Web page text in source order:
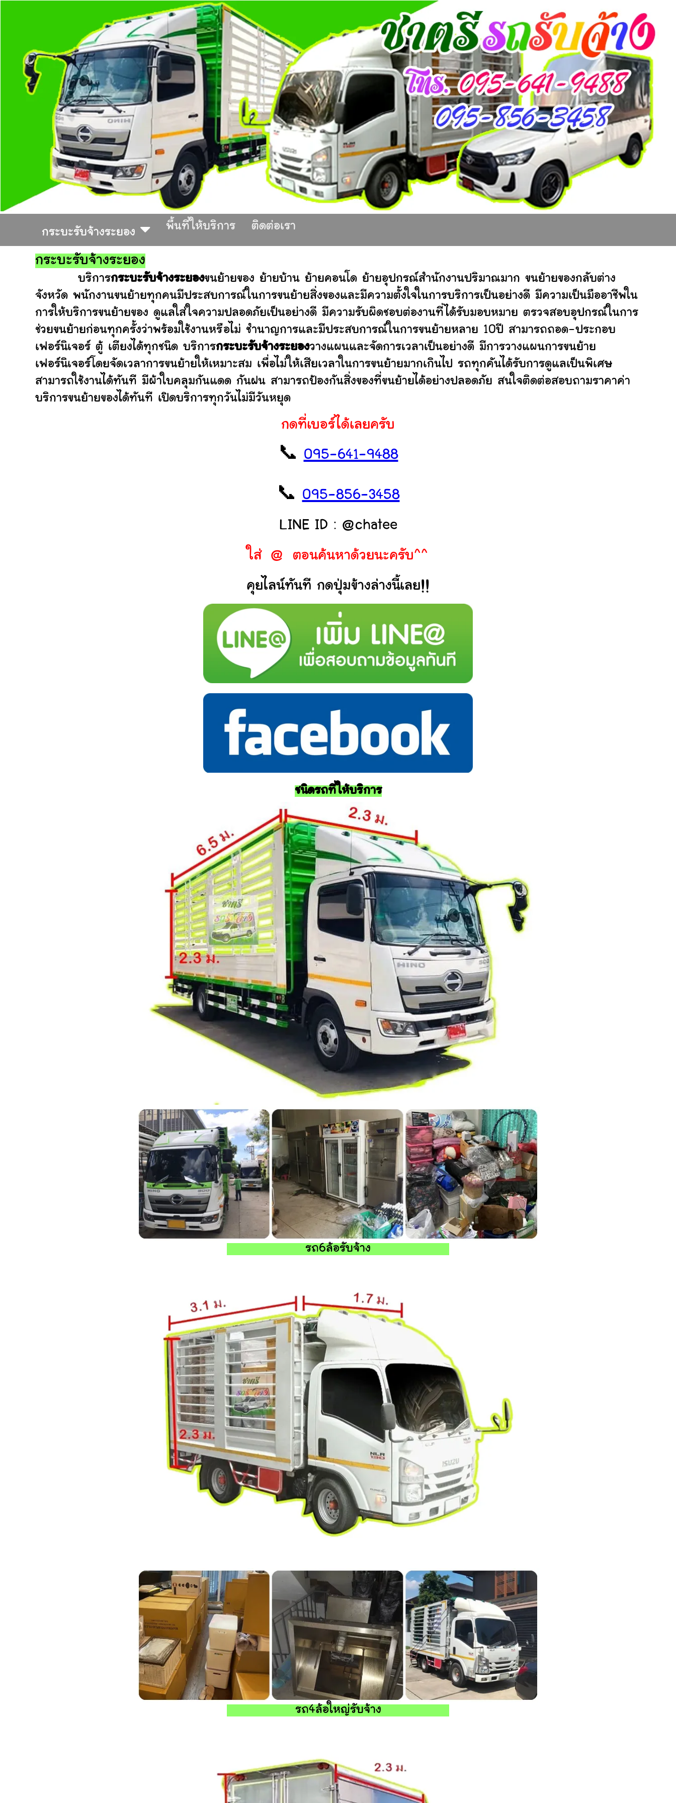
กระบะรับจ้างระยอง
พื้นที่ให้บริการ ติดต่อเรา
กระบะรับจ้างระยอง
บริการกระบะรับจ้างระยองขนย้ายของ ย้ายบ้าน ย้ายคอนโด ย้ายอุปกรณ์สำนักงานปริมาณมาก ขนย้ายของกลับต่าง
จังหวัด พนักงานขนย้ายทุกคนมีประสบการณ์ในการขนย้ายสิ่งของและมีความตั้งใจในการบริการเป็นอย่างดี มีความเป็นมืออาชีพใน
การให้บริการขนย้ายของ ดูแลใส่ใจความปลอดภัยเป็นอย่างดี มีความรับผิดชอบต่องานที่ได้รับมอบหมาย ตรวจสอบอุปกรณ์ในการ
ช่วยขนย้ายก่อนทุกครั้งว่าพร้อมใช้งานหรือไม่ ชำนาญการและมีประสบการณ์ในการขนย้ายหลาย 10ปี สามารถถอด-ประกอบ
เฟอร์นิเจอร์ ตู้ เตียงได้ทุกชนิด บริการกระบะรับจ้างระยองวางแผนและจัดการเวลาเป็นอย่างดี มีการวางแผนการขนย้าย
เฟอร์นิเจอร์โดยจัดเวลาการขนย้ายให้เหมาะสม เพื่อไม่ให้เสียเวลาในการขนย้ายมากเกินไป รถทุกคันได้รับการดูแลเป็นพิเศษ
สามารถใช้งานได้ทันที มีผ้าใบคลุมกันแดด กันฝน สามารถป้องกันสิ่งของที่ขนย้ายได้อย่างปลอดภัย สนใจติดต่อสอบถามราคาค่า
บริการขนย้ายของได้ทันที เปิดบริการทุกวันไม่มีวันหยุด
กดที่เบอร์ได้เลยครับ
📞 095-641-9488
📞 095-856-3458
LINE ID : @chatee
ใส่ @ ตอนค้นหาด้วยนะครับ^^
คุยไลน์ทันที กดปุ่มข้างล่างนี้เลย!!
ชนิดรถที่ให้บริการ
รถ6ล้อรับจ้าง
รถ4ล้อใหญ่รับจ้าง